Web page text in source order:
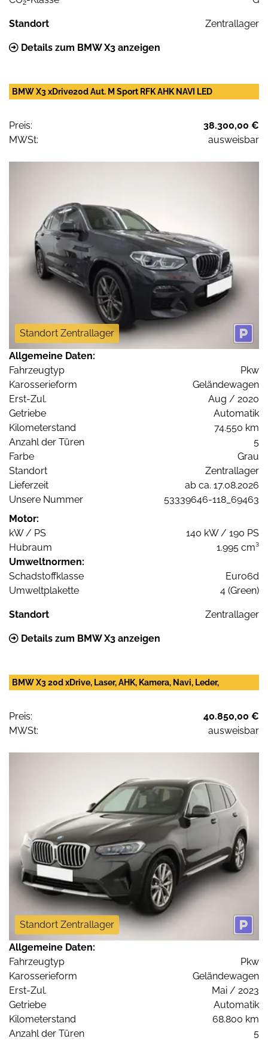
2
Standort Zentrallager
Details zum BMW X3 anzeigen
BMW X3 xDrive20d Aut. M Sport RFK AHK NAVI LED
Preis:
38.300,00 €
MWSt:
ausweisbar
Standort Zentrallager
Allgemeine Daten:
Fahrzeugtyp
Pkw
Karosserieform
Geländewagen
Erst-Zul.
Aug / 2020
Getriebe
Automatik
Kilometerstand
74.550 km
Anzahl der Türen
5
Farbe
Grau
Standort
Zentrallager
Lieferzeit
ab ca. 17.08.2026
Unsere Nummer
53339646-118_69463
Motor:
kW / PS
140 kW / 190 PS
Hubraum
1.995 cm³
Umweltnormen:
Schadstoffklasse
Euro6d
Umweltplakette
4 (Green)
Standort Zentrallager
Details zum BMW X3 anzeigen
BMW X3 20d xDrive, Laser, AHK, Kamera, Navi, Leder,
Preis:
40.850,00 €
MWSt:
ausweisbar
Standort Zentrallager
Allgemeine Daten:
Fahrzeugtyp
Pkw
Karosserieform
Geländewagen
Erst-Zul.
Mai / 2023
Getriebe
Automatik
Kilometerstand
68.800 km
Anzahl der Türen
5